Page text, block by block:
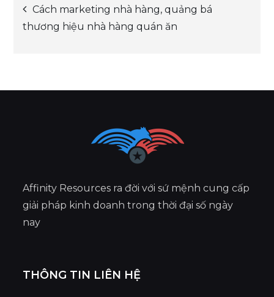
Post
Cách marketing nhà hàng, quảng bá
thương hiệu nhà hàng quán ăn
Affinity Resources ra đời với sứ mệnh cung cấp
giải pháp kinh doanh trong thời đại số ngày
nay
THÔNG TIN LIÊN HỆ